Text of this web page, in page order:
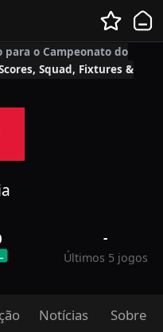
para o Campeonato do
Squad, Fixtures &
-
Últimos 5 jogos
Notícias Sobre